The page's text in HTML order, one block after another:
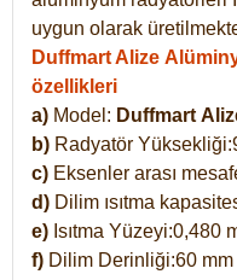
uygun olarak
Duffmart Alize
özellikleri
a) Model: Duffmart
b) Radyatör
c) Eksenler arası
d) Dilim ısıtma
e) Isıtma Yüzeyi:0,480
f) Dilim Derinliği:60 mm